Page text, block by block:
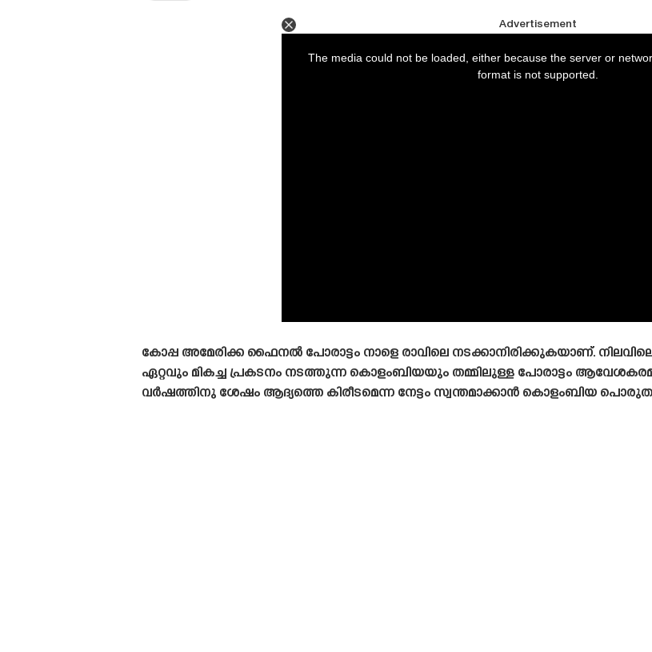
Advertisement
The media could not be loaded, either because the server or
format is not supported.
കോപ്പ അമേരിക്ക ഫൈനൽ പോരാട്ടം നാളെ രാവിലെ നടക്കാനിരിക്കുകയാണ്.
ഏറ്റവും മികച്ച പ്രകടനം നടത്തുന്ന കൊളംബിയയും തമ്മിലുള്ള പോരാട്ടം
വർഷത്തിനു ശേഷം ആദ്യത്തെ കിരീടമെന്ന നേട്ടം സ്വന്തമാക്കാൻ കൊളംബിയ